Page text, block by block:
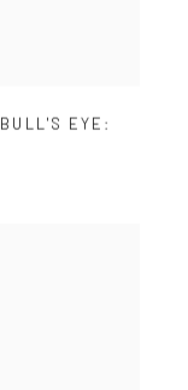
BULL'S EYE: